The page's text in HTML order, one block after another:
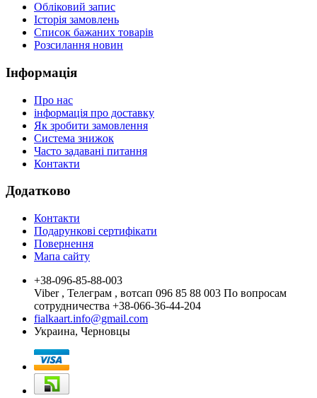
Обліковий запис
Історія замовлень
Список бажаних товарів
Розсилання новин
Інформація
Про нас
інформація про доставку
Як зробити замовлення
Система знижок
Часто задавані питання
Контакти
Додатково
Контакти
Подарункові сертифікати
Повернення
Мапа сайту
+38-096-85-88-003
Viber , Телеграм , вотсап 096 85 88 003 По вопросам
сотрудничества +38-066-36-44-204
fialkaart.info@gmail.com
Украина, Черновцы